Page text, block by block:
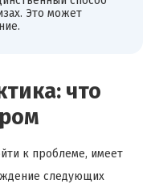
Это может
что
к проблеме, имеет
следующих